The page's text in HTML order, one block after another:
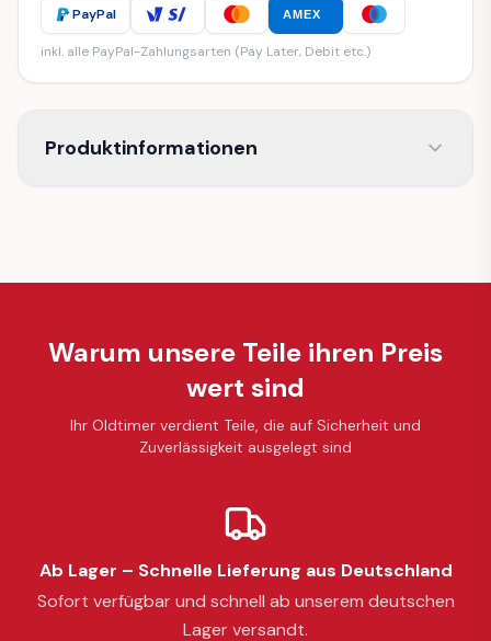
PayPal AMEX
inkl. alle PayPal-Zahlungsarten (Pay Later, Debit etc.)
Produktinformationen
Warum unsere Teile ihren Preis
wert sind
Ihr Oldtimer verdient Teile, die auf Sicherheit und
Zuverlässigkeit ausgelegt sind
Ab Lager – Schnelle Lieferung aus Deutschland
Sofort verfügbar und schnell ab unserem deutschen
Lager versandt.